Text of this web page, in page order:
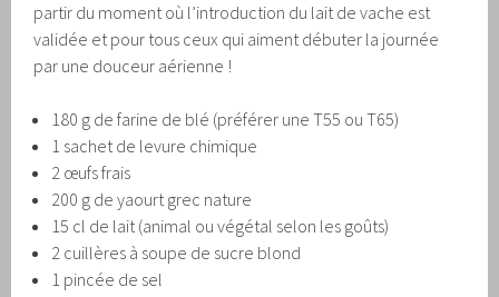
partir du moment où l’introduction du lait de vache est
validée et pour tous ceux qui aiment débuter la journée
par une douceur aérienne !
180 g de farine de blé (préférer une T55 ou T65)
1 sachet de levure chimique
2 œufs frais
200 g de yaourt grec nature
15 cl de lait (animal ou végétal selon les goûts)
2 cuillères à soupe de sucre blond
1 pincée de sel